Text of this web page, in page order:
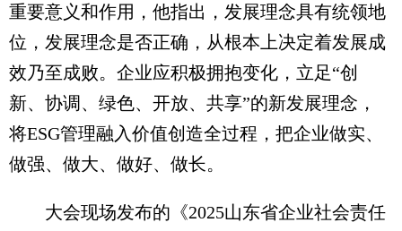
重要意义和作用，他指出，发展理念具有统领地
位，发展理念是否正确，从根本上决定着发展成
效乃至成败。企业应积极拥抱变化，立足“创
新、协调、绿色、开放、共享”的新发展理念，
将ESG管理融入价值创造全过程，把企业做实、
做强、做大、做好、做长。
大会现场发布的《2025山东省企业社会责任